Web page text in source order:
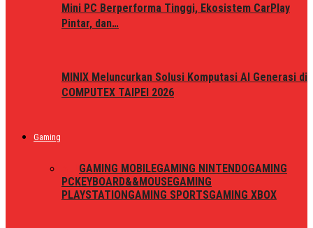
Mini PC Berperforma Tinggi, Ekosistem CarPlay
Pintar, dan…
MINIX Meluncurkan Solusi Komputasi AI Generasi di
COMPUTEX TAIPEI 2026
Gaming
GAMING MOBILEGAMING NINTENDOGAMING
PCKEYBOARD&&MOUSEGAMING
PLAYSTATIONGAMING SPORTSGAMING XBOX